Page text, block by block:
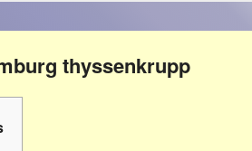
thyssenkrupp